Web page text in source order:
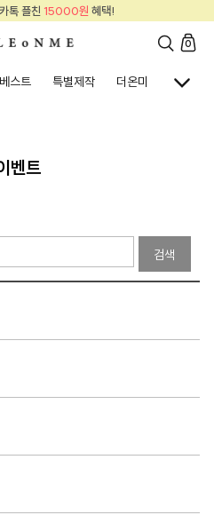
톡 플친15000원혜택!
0
베스트 특별제작 더온미 골프웨어
벤트
검색